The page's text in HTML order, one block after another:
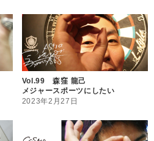
Vol.99 森窪 龍己
メジャースポーツにしたい
2023年2月27日